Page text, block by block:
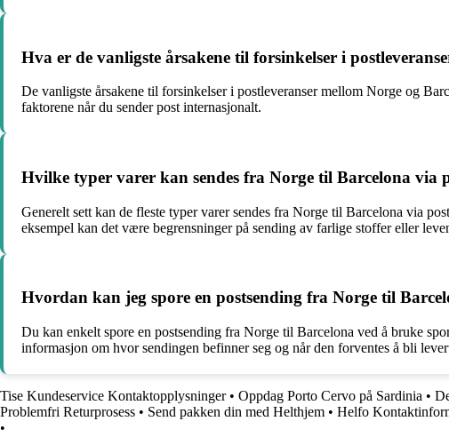
Hva er de vanligste årsakene til forsinkelser i
De vanligste årsakene til forsinkelser i postleveranser mellom Norge og
faktorene når du sender post internasjonalt.
Hvilke typer varer kan sendes fra Norge til Barcelona via
Generelt sett kan de fleste typer varer sendes fra Norge til Barcelona via
eksempel kan det være begrensninger på sending av farlige stoffer eller
Hvordan kan jeg spore en postsending fra Norge til
Du kan enkelt spore en postsending fra Norge til Barcelona ved å bruke
informasjon om hvor sendingen befinner seg og når den forventes å bli
Tise Kundeservice Kontaktopplysninger• Oppdag Porto Cervo på Sardinia •
Problemfri Returprosess • Send pakken din med Helthjem • Helfo
•